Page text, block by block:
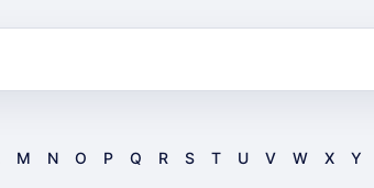
M N O P Q R S T U V W X Y